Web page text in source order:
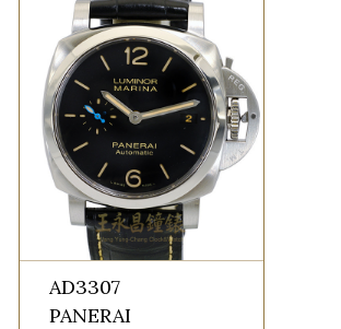
AD3307
PANERAI